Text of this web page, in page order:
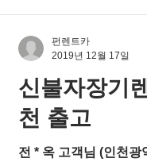
신불자장기
천 출고
전 * 옥 고객님 (인천
펀렌트카
2019년 12월 17일